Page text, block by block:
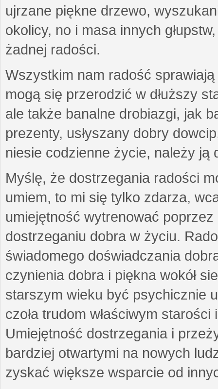
ujrzane piękne drzewo,
okolicy, no i masa innych
żadnej radości.
Wszystkim nam radość
mogą się przerodzić w dłuższy
ale także banalne drobiazgi, jak
prezenty, usłyszany dobry
niesie codzienne życie, należy
Myślę, że dostrzegania radości
umiem, to mi się tylko zdarza,
umiejętność wytrenować
dostrzeganiu dobra w życiu.
świadomego doświadczania
czynienia dobra i piękna wokół
starszym wieku być psychicznie
czoła trudom właściwym
Umiejętność dostrzegania i
bardziej otwartymi na nowych
zyskać większe wsparcie od